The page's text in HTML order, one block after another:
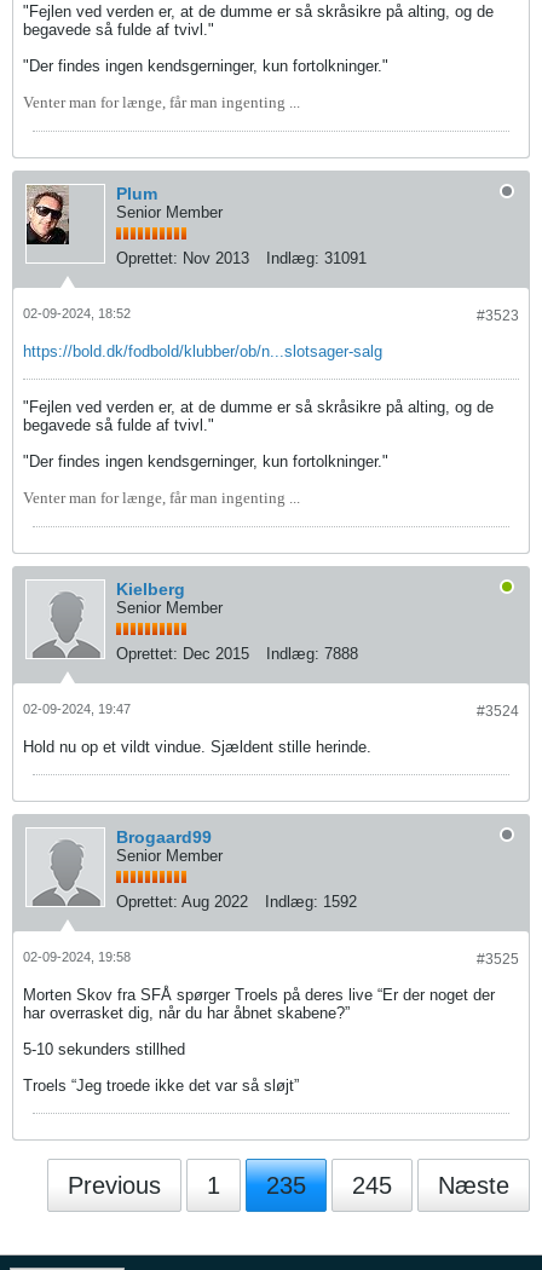
"Fejlen ved verden er, at de dumme er så skråsikre på alting, og de
begavede så fulde af tvivl."
"Der findes ingen kendsgerninger, kun fortolkninger."
Venter man for længe, får man ingenting ...
Plum
Senior Member
Oprettet: Nov 2013 Indlæg: 31091
#3523
02-09-2024, 18:52
https://bold.dk/fodbold/klubber/ob/n...slotsager-salg
"Fejlen ved verden er, at de dumme er så skråsikre på alting, og de
begavede så fulde af tvivl."
"Der findes ingen kendsgerninger, kun fortolkninger."
Venter man for længe, får man ingenting ...
Kielberg
Senior Member
Oprettet: Dec 2015 Indlæg: 7888
#3524
02-09-2024, 19:47
Hold nu op et vildt vindue. Sjældent stille herinde.
Brogaard99
Senior Member
Oprettet: Aug 2022 Indlæg: 1592
#3525
02-09-2024, 19:58
Morten Skov fra SFÅ spørger Troels på deres live “Er der noget der
har overrasket dig, når du har åbnet skabene?”
5-10 sekunders stillhed
Troels “Jeg troede ikke det var så sløjt”
Previous 1 235 245 Næste